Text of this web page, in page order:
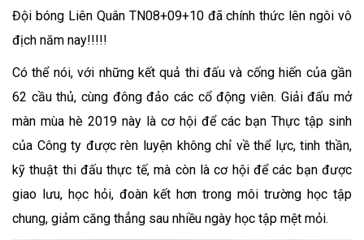
Đội bóng Liên Quân TN08+09+10 đã chính thức lên ngôi vô
địch năm nay!!!!!
Có thể nói, với những kết quả thi đấu và cống hiến của gần
62 cầu thủ, cùng đông đảo các cổ động viên. Giải đấu mở
màn mùa hè 2019 này là cơ hội để các bạn Thực tập sinh
của Công ty được rèn luyện không chỉ về thể lực, tinh thần,
kỹ thuật thi đấu thực tế, mà còn là cơ hội để các bạn được
giao lưu, học hỏi, đoàn kết hơn trong môi trường học tập
chung, giảm căng thẳng sau nhiều ngày học tập mệt mỏi.